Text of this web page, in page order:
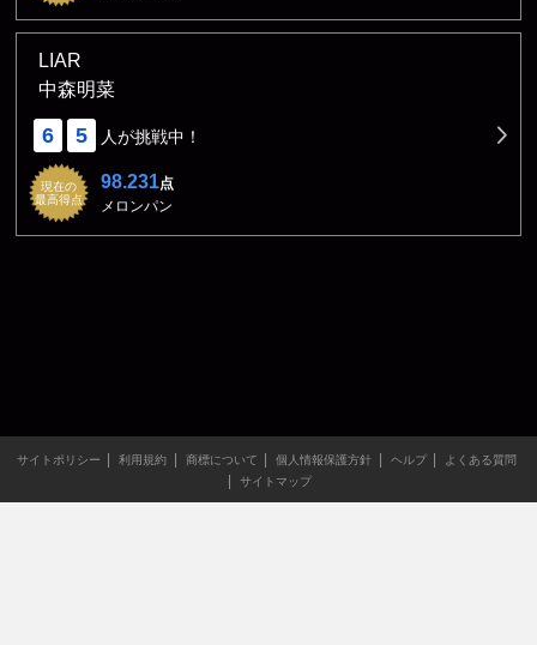
LIAR
中森明菜
6 5 人が挑戦中！
現在の
最高得点
98.231点
メロンパン
サイトポリシー 利用規約 商標について 個人情報保護方針 ヘルプ
よくある質問
サイトマップ